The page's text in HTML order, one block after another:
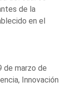
de la
en el
de marzo de
Innovación